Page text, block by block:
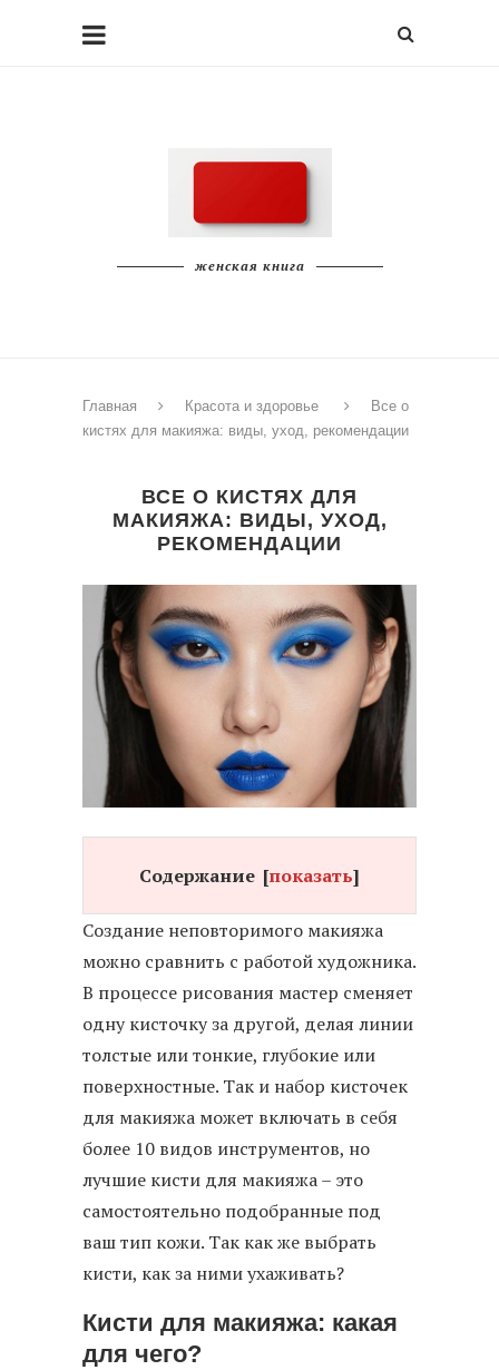
женская книга
Главная Красота и здоровье
Все о
кистях для макияжа: виды, уход, рекомендации
ВСЕ О КИСТЯХ ДЛЯ
МАКИЯЖА: ВИДЫ, УХОД,
РЕКОМЕНДАЦИИ
Содержание [показать]
Создание неповторимого макияжа
можно сравнить с работой художника.
В процессе рисования мастер сменяет
одну кисточку за другой, делая линии
толстые или тонкие, глубокие или
поверхностные. Так и набор кисточек
для макияжа может включать в себя
более 10 видов инструментов, но
лучшие кисти для макияжа – это
самостоятельно подобранные под
ваш тип кожи. Так как же выбрать
кисти, как за ними ухаживать?
Кисти для макияжа: какая
для чего?